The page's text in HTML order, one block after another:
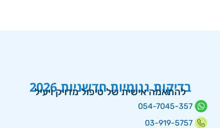
054-7045-357
03-919-5757
בדיקות גנומיות חדשניות 2026
להתאמה אישית של טיפול מדויק ויעיל